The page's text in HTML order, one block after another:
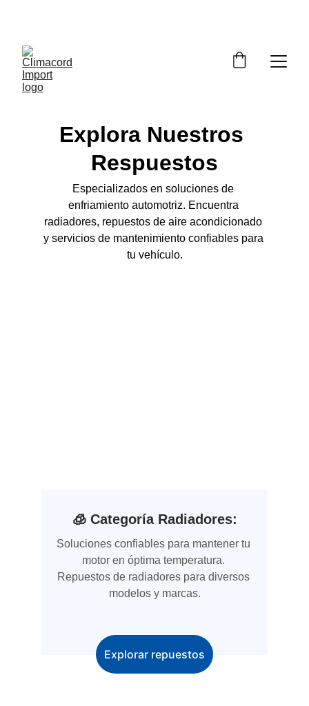
Explora Nuestros
Respuestos
Especializados en soluciones de
enfriamiento automotriz. Encuentra
radiadores, repuestos de aire acondicionado
y servicios de mantenimiento confiables para
tu vehículo.
🧊 Categoría Radiadores:
Soluciones confiables para mantener tu
motor en óptima temperatura.
Repuestos de radiadores para diversos
modelos y marcas.
Explorar repuestos